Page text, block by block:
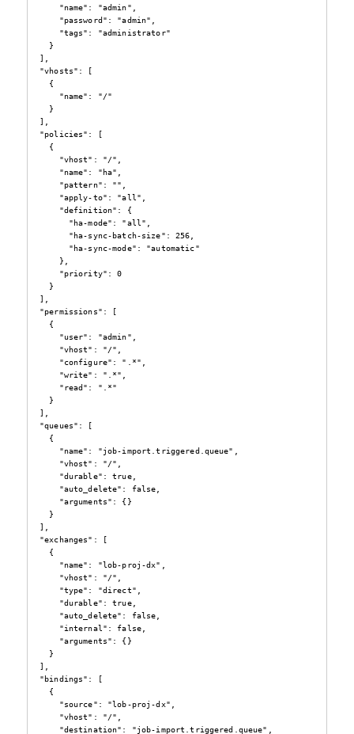
"name": "admin",
"password": "admin",
"tags": "administrator"
}
],
"vhosts": [
{
"name": "/"
}
],
"policies": [
{
"vhost": "/",
"name": "ha",
"pattern": "",
"apply-to": "all",
"definition": {
"ha-mode": "all",
"ha-sync-batch-size": 256,
"ha-sync-mode": "automatic"
},
"priority": 0
}
],
"permissions": [
{
"user": "admin",
"vhost": "/",
"configure": ".*",
"write": ".*",
"read": ".*"
}
],
"queues": [
{
"name": "job-import.triggered.queue",
"vhost": "/",
"durable": true,
"auto_delete": false,
"arguments": {}
}
],
"exchanges": [
{
"name": "lob-proj-dx",
"vhost": "/",
"type": "direct",
"durable": true,
"auto_delete": false,
"internal": false,
"arguments": {}
}
],
"bindings": [
{
"source": "lob-proj-dx",
"vhost": "/",
"destination": "job-import.triggered.queue",